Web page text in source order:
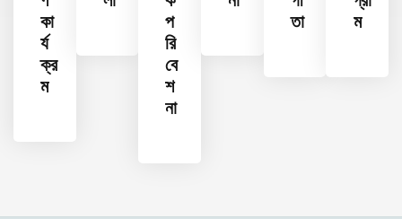
কা
র্য
ক্র
ম
প
রি
বে
শ
না
তা
ম